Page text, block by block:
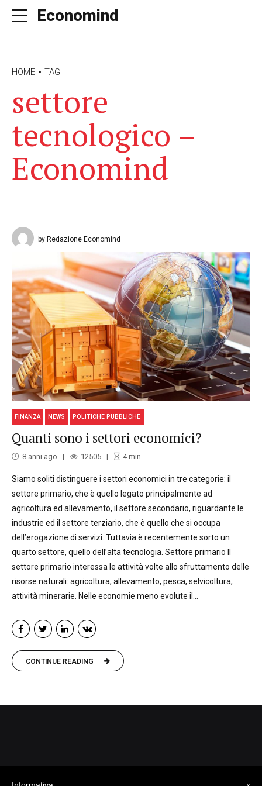
Economind
HOME TAG
settore
tecnologico –
Economind
by Redazione Economind
FINANZA NEWS POLITICHE PUBBLICHE
Quanti sono i settori economici?
8 anni ago 12505 4min
Siamo soliti distinguere i settori economici in tre categorie: il
settore primario, che è quello legato principalmente ad
agricoltura ed allevamento, il settore secondario, riguardante le
industrie ed il settore terziario, che è quello che si occupa
dell’erogazione di servizi. Tuttavia è recentemente sorto un
quarto settore, quello dell’alta tecnologia. Settore primario Il
settore primario interessa le attività volte allo sfruttamento delle
risorse naturali: agricoltura, allevamento, pesca, selvicoltura,
attività minerarie. Nelle economie meno evolute il...
CONTINUE READING